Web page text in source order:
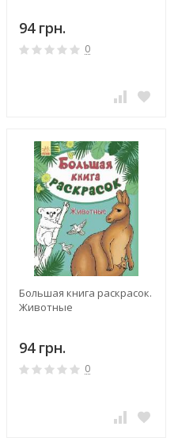
94 грн.
0
Большая книга раскрасок.
Животные
94 грн.
0